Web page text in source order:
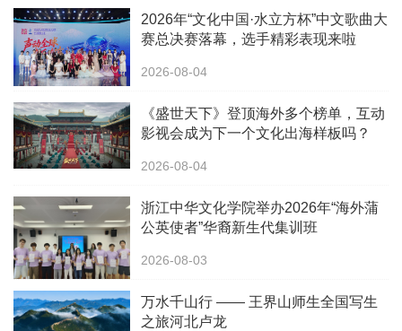
2026年“文化中国·水立方杯”中文歌曲大
赛总决赛落幕，选手精彩表现来啦
2026-08-04
《盛世天下》登顶海外多个榜单，互动
影视会成为下一个文化出海样板吗？
2026-08-04
浙江中华文化学院举办2026年“海外蒲
公英使者”华裔新生代集训班
2026-08-03
万水千山行 —— 王界山师生全国写生
之旅河北卢龙